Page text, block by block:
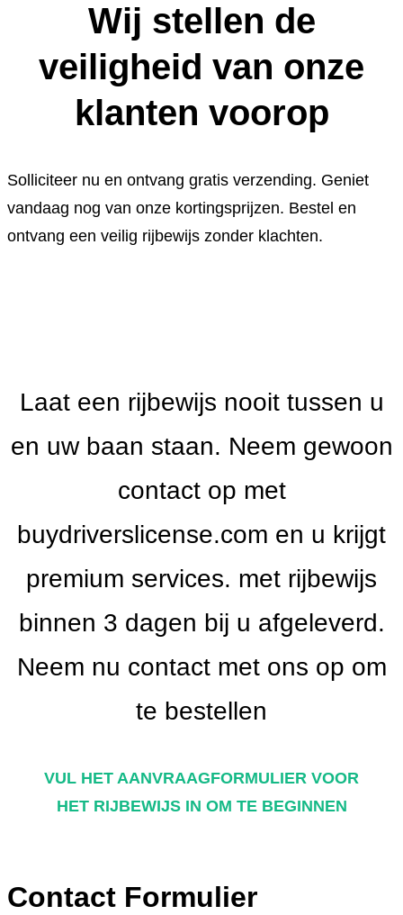
Wij stellen de
veiligheid van onze
klanten voorop
Solliciteer nu en ontvang gratis verzending. Geniet
vandaag nog van onze kortingsprijzen. Bestel en
ontvang een veilig rijbewijs zonder klachten.
Laat een rijbewijs nooit tussen u
en uw baan staan. Neem gewoon
contact op met
buydriverslicense.com en u krijgt
premium services. met rijbewijs
binnen 3 dagen bij u afgeleverd.
Neem nu contact met ons op om
te bestellen
VUL HET AANVRAAGFORMULIER VOOR
HET RIJBEWIJS IN OM TE BEGINNEN
Contact Formulier